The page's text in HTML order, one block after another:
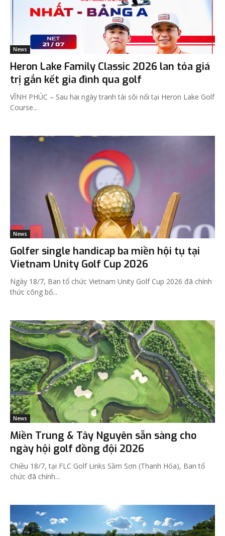
News
Heron Lake Family Classic 2026 lan tỏa giá
trị gắn kết gia đình qua golf
VĨNH PHÚC – Sau hai ngày tranh tài sôi nổi tại Heron Lake Golf
Course...
News
Golfer single handicap ba miền hội tụ tại
Vietnam Unity Golf Cup 2026
Ngày 18/7, Ban tổ chức Vietnam Unity Golf Cup 2026 đã chính
thức công bố...
News
Miền Trung & Tây Nguyên sẵn sàng cho
ngày hội golf đồng đội 2026
Chiều 18/7, tại FLC Golf Links Sầm Sơn (Thanh Hóa), Ban tổ
chức đã chính...